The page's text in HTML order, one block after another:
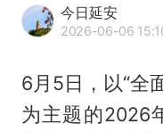
今日延安
2026-06-06
6月5日，以“全
为主题的2026